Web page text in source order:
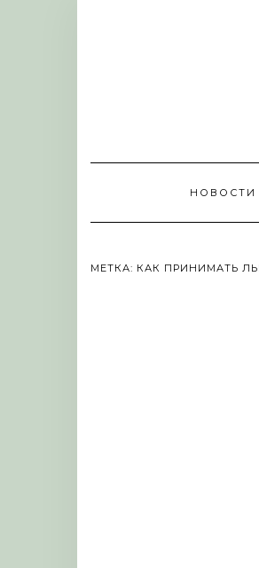
НОВОСТИ
МЕТКА: КАК ПРИНИМАТЬ